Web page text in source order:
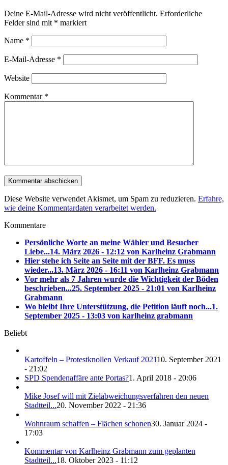
Deine E-Mail-Adresse wird nicht veröffentlicht. Erforderliche
Felder sind mit * markiert
Name *
E-Mail-Adresse *
Website
Kommentar *
Diese Website verwendet Akismet, um Spam zu reduzieren. Erfahre,
wie deine Kommentardaten verarbeitet werden.
Kommentare
Persönliche Worte an meine Wähler und Besucher
Liebe...14. März 2026 - 12:12 von Karlheinz Grabmann
Hier stehe ich Seite an Seite mit der BFF. Es muss
wieder...13. März 2026 - 16:11 von Karlheinz Grabmann
Vor mehr als 7 Jahren wurde die Wichtigkeit der Böden
beschrieben...25. September 2025 - 21:01 von Karlheinz
Grabmann
Wo bleibt Ihre Unterstützung, die Petition läuft noch...1.
September 2025 - 13:03 von karlheinz grabmann
Beliebt
Kartoffeln – Protestknollen Verkauf 202110. September 2021
- 21:02
SPD Spendenaffäre ante Portas?1. April 2018 - 20:06
Mike Josef will mit Zielabweichungsverfahren den neuen
Stadtteil...20. November 2022 - 21:36
Wohnraum schaffen – Flächen schonen30. Januar 2024 -
17:03
Kommentar von Karlheinz Grabmann zum geplanten
Stadtteil...18. Oktober 2023 - 11:12